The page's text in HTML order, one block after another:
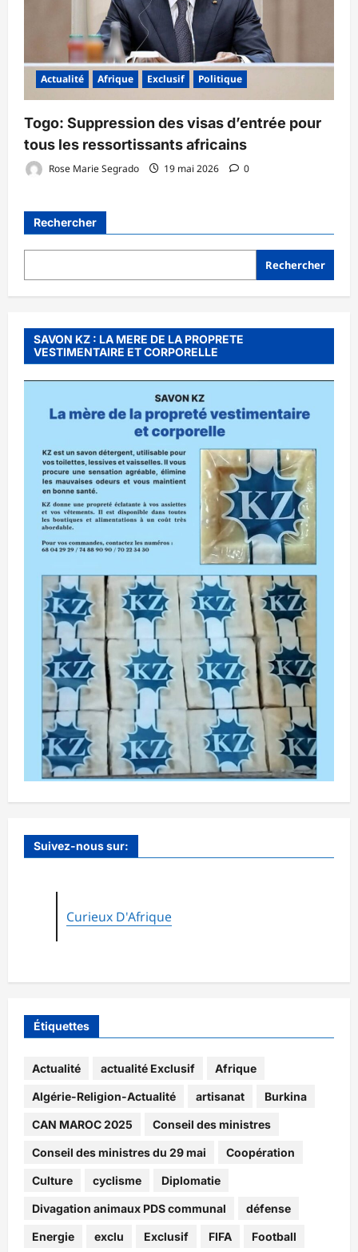
Actualité Afrique Exclusif Politique
Togo: Suppression des visas d’entrée pour
tous les ressortissants africains
Rose Marie Segrado 19 mai 2026 0
Rechercher
Rechercher
SAVON KZ : LA MERE DE LA PROPRETE
VESTIMENTAIRE ET CORPORELLE
Suivez-nous sur:
Curieux D'Afrique
Étiquettes
Actualité actualité Exclusif Afrique
Algérie-Religion-Actualité artisanat Burkina
CAN MAROC 2025 Conseil des ministres
Conseil des ministres du 29 mai Coopération
Culture cyclisme Diplomatie
Divagation animaux PDS communal défense
Energie exclu Exclusif FIFA Football